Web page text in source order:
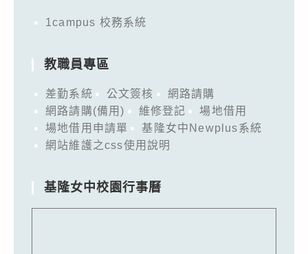
1campus 校務系統
教職員專區
差勤系統 公文簽核
網路請購
網路請購(備用)
維修登記
場地借用
場地借用申請單
基隆女中Newplus系統
網站維護之css使用說明
基隆女中校園行事曆